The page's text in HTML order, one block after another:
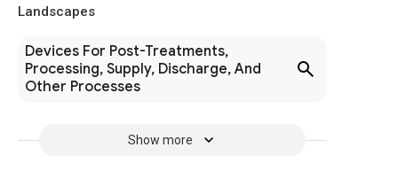
Landscapes
Devices For Post-Treatments,
Processing, Supply, Discharge, And
Other Processes
Show more